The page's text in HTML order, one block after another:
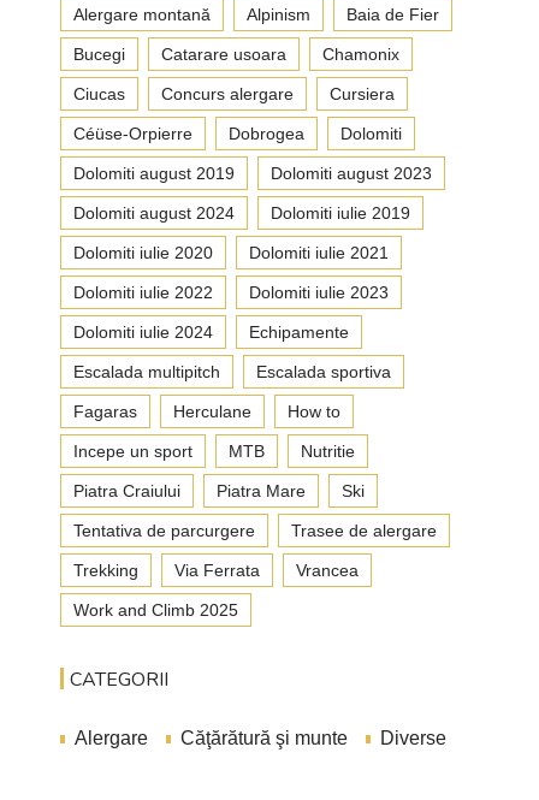
Alergare montană Alpinism Baia de Fier
Bucegi Catarare usoara Chamonix
Ciucas Concurs alergare Cursiera
Céüse-Orpierre Dobrogea Dolomiti
Dolomiti august 2019 Dolomiti august 2023
Dolomiti august 2024 Dolomiti iulie 2019
Dolomiti iulie 2020 Dolomiti iulie 2021
Dolomiti iulie 2022 Dolomiti iulie 2023
Dolomiti iulie 2024 Echipamente
Escalada multipitch Escalada sportiva
Fagaras Herculane How to
Incepe un sport MTB Nutritie
Piatra Craiului Piatra Mare Ski
Tentativa de parcurgere Trasee de alergare
Trekking Via Ferrata Vrancea
Work and Climb 2025
CATEGORII
Alergare Căţărătură şi munte Diverse